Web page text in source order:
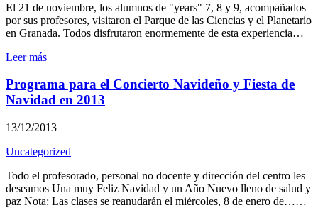
El 21 de noviembre, los alumnos de "years" 7, 8 y 9, acompañados
por sus profesores, visitaron el Parque de las Ciencias y el Planetario
en Granada. Todos disfrutaron enormemente de esta experiencia…
Leer más
Programa para el Concierto Navideño y Fiesta de
Navidad en 2013
13/12/2013
Uncategorized
Todo el profesorado, personal no docente y dirección del centro les
deseamos Una muy Feliz Navidad y un Año Nuevo lleno de salud y
paz Nota: Las clases se reanudarán el miércoles, 8 de enero de……